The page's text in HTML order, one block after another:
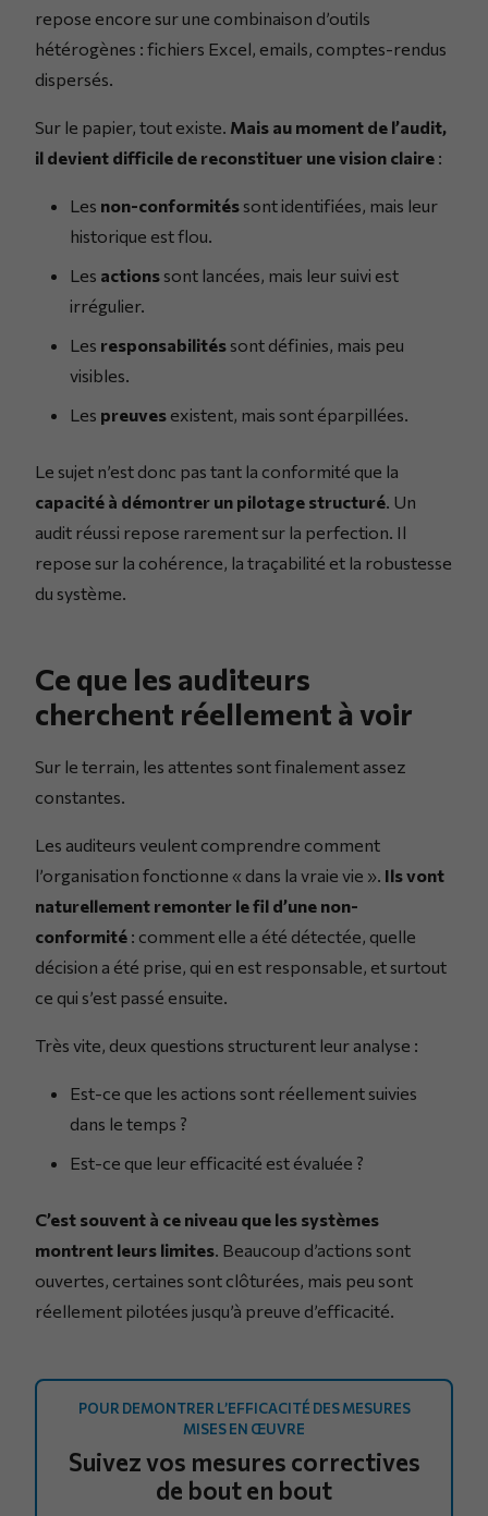
repose encore sur une combinaison d’outils
hétérogènes : fichiers Excel, emails, comptes-rendus
dispersés.
Sur le papier, tout existe. Mais au moment de l’audit,
il devient difficile de reconstituer une vision claire :
Les non-conformités sont identifiées, mais leur
historique est flou.
Les actions sont lancées, mais leur suivi est
irrégulier.
Les responsabilités sont définies, mais peu
visibles.
Les preuves existent, mais sont éparpillées.
Le sujet n’est donc pas tant la conformité que la
capacité à démontrer un pilotage structuré. Un
audit réussi repose rarement sur la perfection. Il
repose sur la cohérence, la traçabilité et la robustesse
du système.
Ce que les auditeurs
cherchent réellement à voir
Sur le terrain, les attentes sont finalement assez
constantes.
Les auditeurs veulent comprendre comment
l’organisation fonctionne « dans la vraie vie ». Ils vont
naturellement remonter le fil d’une non-
conformité : comment elle a été détectée, quelle
décision a été prise, qui en est responsable, et surtout
ce qui s’est passé ensuite.
Très vite, deux questions structurent leur analyse :
Est-ce que les actions sont réellement suivies
dans le temps ?
Est-ce que leur efficacité est évaluée ?
C’est souvent à ce niveau que les systèmes
montrent leurs limites. Beaucoup d’actions sont
ouvertes, certaines sont clôturées, mais peu sont
réellement pilotées jusqu’à preuve d’efficacité.
POUR DEMONTRER L’EFFICACITÉ DES MESURES
MISES EN ŒUVRE
Suivez vos mesures correctives
de bout en bout